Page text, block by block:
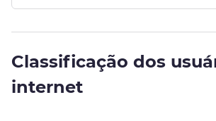
Classificação dos
internet